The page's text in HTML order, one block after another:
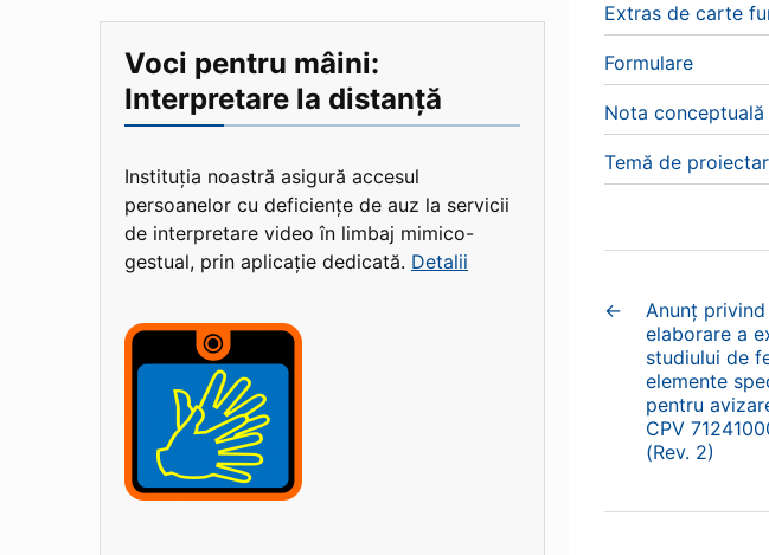
Extras de carte
Formulare
Nota conceptuală
Temă de
←
Anunț
elaborare a
studiului de
elemente
pentru
CPV
(Rev. 2)
Voci pentru mâini:
Interpretare la distanță
Instituția noastră asigură accesul
persoanelor cu deficiențe de auz la servicii
de interpretare video în limbaj mimico-
gestual, prin aplicație dedicată. Detalii